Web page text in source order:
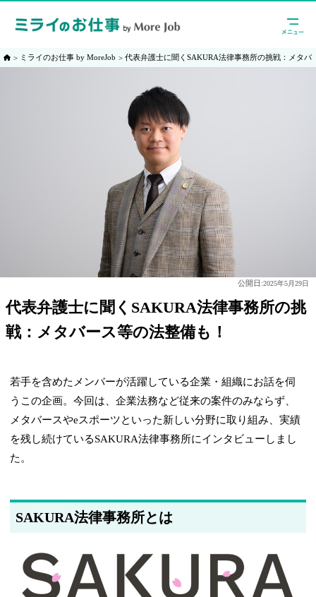
ミライのお仕事 by MoreJob 代表弁護士に聞くSAKURA法律事務所の挑戦：メタバ
公開日:2025年5月29日
代表弁護士に聞くSAKURA法律事務所の挑
戦：メタバース等の法整備も！
若手を含めたメンバーが活躍している企業・組織にお話を伺
うこの企画。今回は、企業法務など従来の案件のみならず、
メタバースやeスポーツといった新しい分野に取り組み、実績
を残し続けているSAKURA法律事務所にインタビューしまし
た。
SAKURA法律事務所とは